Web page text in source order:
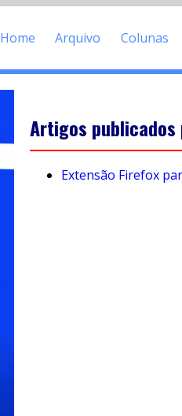
Home Arquivo Colunas
Artigos publicados
Extensão Firefox